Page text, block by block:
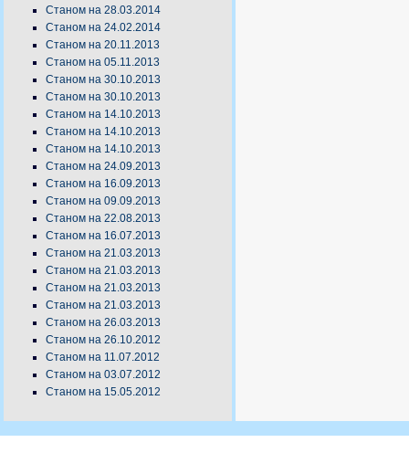
Станом на 28.03.2014
Станом на 24.02.2014
Станом на 20.11.2013
Станом на 05.11.2013
Станом на 30.10.2013
Станом на 30.10.2013
Станом на 14.10.2013
Станом на 14.10.2013
Станом на 14.10.2013
Станом на 24.09.2013
Станом на 16.09.2013
Станом на 09.09.2013
Станом на 22.08.2013
Станом на 16.07.2013
Станом на 21.03.2013
Станом на 21.03.2013
Станом на 21.03.2013
Станом на 21.03.2013
Станом на 26.03.2013
Станом на 26.10.2012
Станом на 11.07.2012
Станом на 03.07.2012
Станом на 15.05.2012